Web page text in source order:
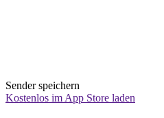
Sender speichern
Kostenlos im App Store laden